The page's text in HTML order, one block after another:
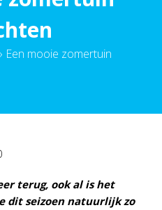
Een mooie zomertuin
terug, ook al is het
dit seizoen natuurlijk zo